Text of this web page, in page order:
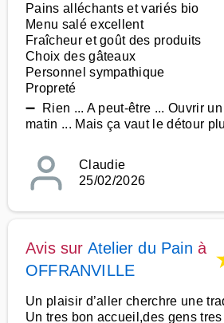
Pains alléchants et variés bio
Menu salé excellent
Fraîcheur et goût des produits
Choix des gâteaux
Personnel sympathique
Propreté
➖ Rien ... A peut-être ... Ouvrir
matin ... Mais ça vaut le détour
Claudie
25/02/2026
Avis sur Atelier du Pain à
OFFRANVILLE
Un plaisir d’aller cherchre une
Un tres bon accueil,des gens